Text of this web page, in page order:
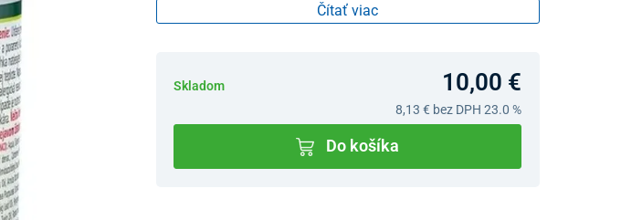
Čítať viac
Skladom 10,00 €
8,13 € bez DPH 23.0 %
Do košíka